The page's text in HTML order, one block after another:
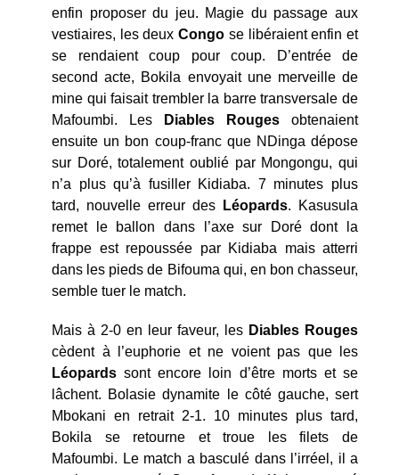
enfin proposer du jeu. Magie du passage aux
vestiaires, les deuxCongo se libéraient enfin et
se rendaient coup pour coup. D’entrée de
second acte, Bokila envoyait une merveille de
mine qui faisait trembler la barre transversale de
Mafoumbi. Les
Diables Rouges obtenaient
ensuite un bon coup-franc que NDinga dépose
sur Doré, totalement oublié par Mongongu, qui
n’a plus qu’à fusiller Kidiaba. 7 minutes plus
tard, nouvelle erreur des
Léopards. Kasusula
remet le ballon dans l’axe sur Doré dont la
frappe est repoussée par Kidiaba mais atterri
dans les pieds de Bifouma qui, en bon chasseur,
semble tuer le match.
Mais à 2-0 en leur faveur, les Diables Rouges
cèdent à l’euphorie et ne voient pas que les
Léopards sont encore loin d’être morts et se
lâchent. Bolasie dynamite le côté gauche, sert
Mbokani en retrait 2-1. 10 minutes plus tard,
Bokila se retourne et troue les filets de
Mafoumbi. Le match a basculé dans l’irréel, il a